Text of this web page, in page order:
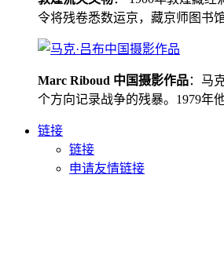
令将残卷悉数运京，藏京师图书
Marc Riboud 中国摄影作品：马
个方向记录战争的残暴。1979年
链接
链接
申请友情链接